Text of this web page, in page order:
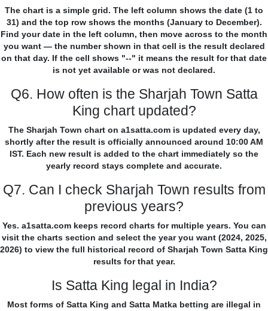
The chart is a simple grid. The left column shows the date (1 to
31) and the top row shows the months (January to December).
Find your date in the left column, then move across to the month
you want — the number shown in that cell is the result declared
on that day. If the cell shows "--" it means the result for that date
is not yet available or was not declared.
Q6. How often is the Sharjah Town Satta
King chart updated?
The Sharjah Town chart on a1satta.com is updated every day,
shortly after the result is officially announced around 10:00 AM
IST. Each new result is added to the chart immediately so the
yearly record stays complete and accurate.
Q7. Can I check Sharjah Town results from
previous years?
Yes. a1satta.com keeps record charts for multiple years. You can
visit the charts section and select the year you want (2024, 2025,
2026) to view the full historical record of Sharjah Town Satta King
results for that year.
Is Satta King legal in India?
Most forms of Satta King and Satta Matka betting are illegal in